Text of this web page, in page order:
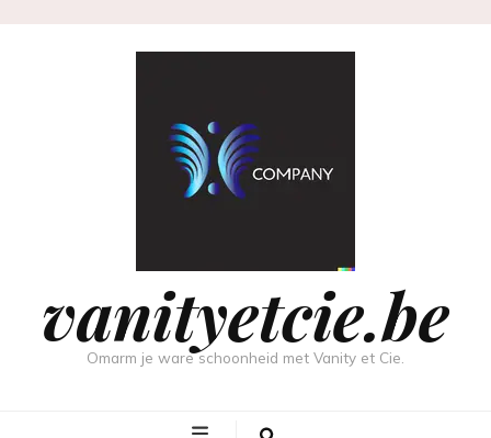
vanityetcie.be
Omarm je ware schoonheid met Vanity et Cie.